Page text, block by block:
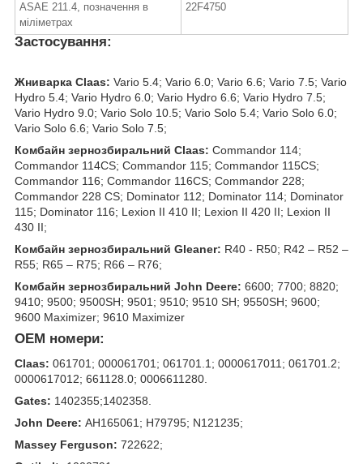
ASAE 211.4, позначення в
міліметрах
22F4750
Застосування:
Жниварка Claas: Vario 5.4; Vario 6.0; Vario 6.6; Vario 7.5; Vario
Hydro 5.4; Vario Hydro 6.0; Vario Hydro 6.6; Vario Hydro 7.5;
Vario Hydro 9.0; Vario Solo 10.5; Vario Solo 5.4; Vario Solo 6.0;
Vario Solo 6.6; Vario Solo 7.5;
Комбайн зернозбиральний Claas: Commandor 114;
Commandor 114CS; Commandor 115; Commandor 115CS;
Commandor 116; Commandor 116CS; Commandor 228;
Commandor 228 CS; Dominator 112; Dominator 114; Dominator
115; Dominator 116; Lexion II 410 II; Lexion II 420 II; Lexion II
430 II;
Комбайн зернозбиральний Gleaner: R40 - R50; R42 – R52 –
R55; R65 – R75; R66 – R76;
Комбайн зернозбиральний John Deere: 6600; 7700; 8820;
9410; 9500; 9500SH; 9501; 9510; 9510 SH; 9550SH; 9600;
9600 Maximizer; 9610 Maximizer
OEM номери:
Claas: 061701; 000061701; 061701.1; 0000617011; 061701.2;
0000617012; 661128.0; 0006611280.
Gates: 1402355;1402358.
John Deere: AH165061; H79795; N121235;
Massey Ferguson: 722622;